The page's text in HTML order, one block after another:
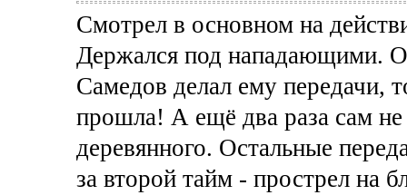
Смотрел в основном на
Держался под нападающими.
Самедов делал ему передачи,
прошла! А ещё два раза сам не
деревянного. Остальные
за второй тайм - прострел на